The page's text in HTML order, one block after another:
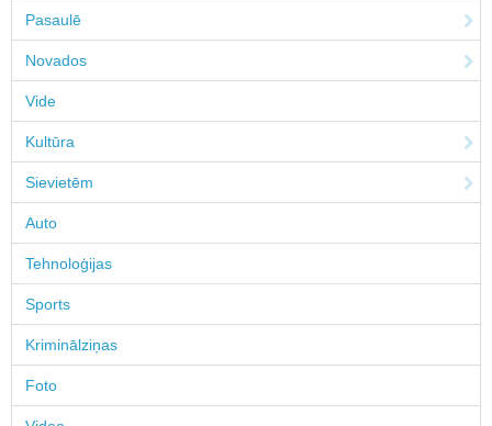
Pasaulē
Novados
Vide
Kultūra
Sievietēm
Auto
Tehnoloģijas
Sports
Kriminālziņas
Foto